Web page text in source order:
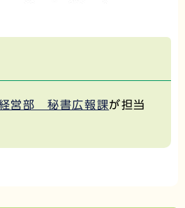
営部 秘書広報課が担当